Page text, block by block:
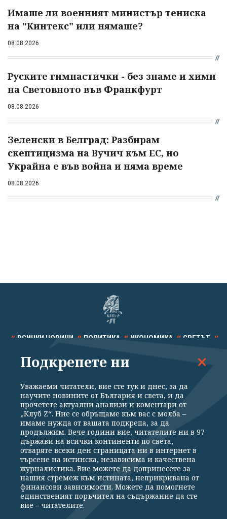
Имаше ли военният министър тениска
на "Кинтекс" или нямаше?
08.08.2026
Руските гимнастички - без знаме и химн
на Световното във Франкфурт
08.08.2026
Зеленски в Белград: Разбирам
скептицизма на Вучич към ЕС, но
Украйна е във война и няма време
08.08.2026
ВСИЧКИ НОВИНИ ПОЛИТИКА ИКОНОМИКА СВЕТЪТ
СПОРТ КУЛТУРА ТЕХНОЛОГИИ КАЛЕЙДОСКОП
Общи условия
Политика за поверителност
Реклама
Партньори Контакти
За Клуб Z
Екип
Подкрепете ни
Издател на www.clubz.bg е „Клуб Зебра Медия“ ЕООД, София, ул. "Алеко
Константинов" 3. Всички права запазени 2026 „Клуб Зебра Медия“
Подкрепете ни
Уважаеми читатели, вие сте тук и днес, за да
научите новините от България и света, и да
прочетете актуални анализи и коментари от
„Клуб Z“. Ние се обръщаме към вас с молба –
имаме нужда от вашата подкрепа, за да
продължим. Вече години вие, читателите ни в 97
държави на всички континенти по света,
отваряте всеки ден страницата ни в интернет в
търсене на истинска, независима и качествена
журналистика. Вие можете да допринесете за
нашия стремеж към истината, неприкривана от
финансови зависимости. Можете да помогнете
единственият поръчител на съдържание да сте
вие – читателите.